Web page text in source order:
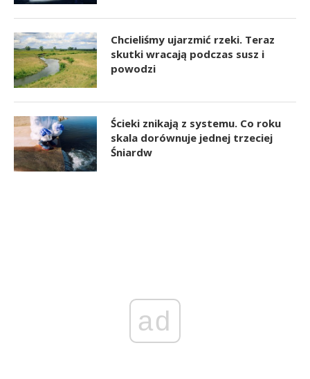
Chcieliśmy ujarzmić rzeki. Teraz
skutki wracają podczas susz i
powodzi
Ścieki znikają z systemu. Co roku
skala dorównuje jednej trzeciej
Śniardw
ad